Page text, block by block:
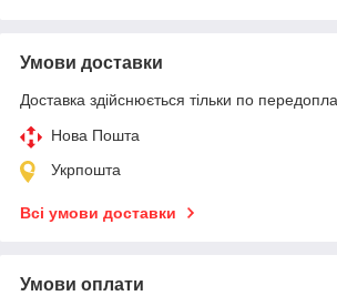
Умови доставки
Доставка здійснюється тільки по
Нова Пошта
Укрпошта
Всі умови доставки
Умови оплати